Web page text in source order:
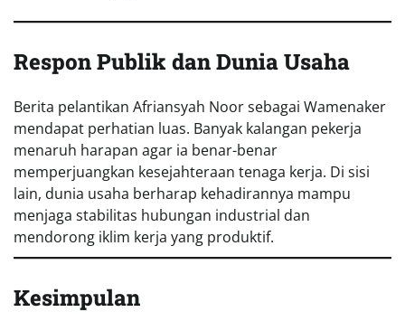
Respon Publik dan Dunia Usaha
Berita pelantikan Afriansyah Noor sebagai Wamenaker
mendapat perhatian luas. Banyak kalangan pekerja
menaruh harapan agar ia benar-benar
memperjuangkan kesejahteraan tenaga kerja. Di sisi
lain, dunia usaha berharap kehadirannya mampu
menjaga stabilitas hubungan industrial dan
mendorong iklim kerja yang produktif.
Kesimpulan